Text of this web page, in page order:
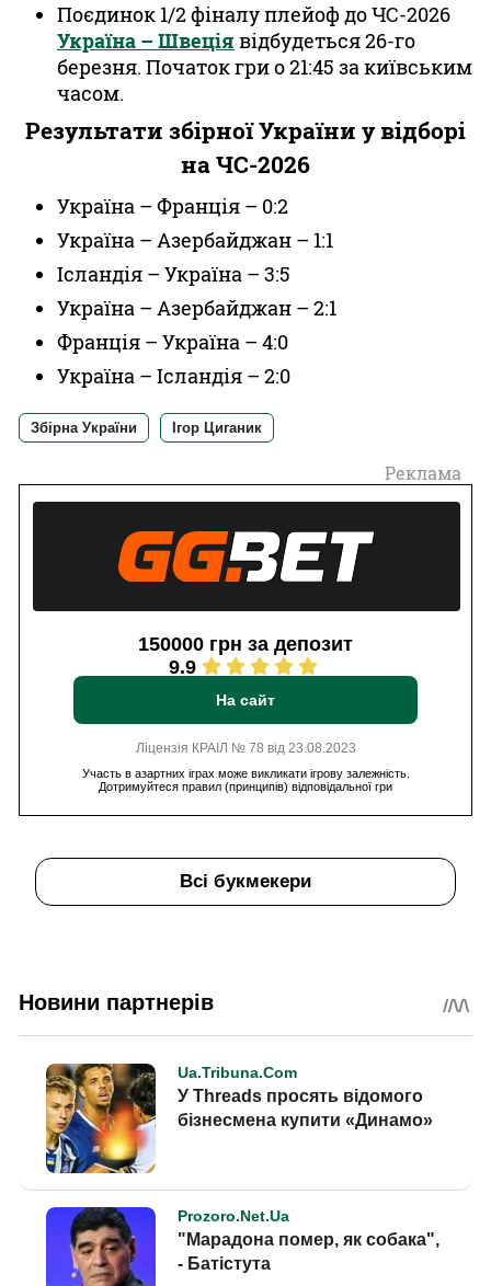
Поєдинок 1/2 фіналу плейоф до ЧС-2026
Україна – Швеція відбудеться 26-го
березня. Початок гри о 21:45 за київським
часом.
Результати збірної України у відборі
на ЧС-2026
Україна – Франція – 0:2
Україна – Азербайджан – 1:1
Ісландія – Україна – 3:5
Україна – Азербайджан – 2:1
Франція – Україна – 4:0
Україна – Ісландія – 2:0
Збірна України Ігор Циганик
Реклама
150000 грн за депозит
9.9
На сайт
Ліцензія КРАІЛ № 78 від 23.08.2023
Участь в азартних іграх може викликати ігрову залежність.
Дотримуйтеся правил (принципів) відповідальної гри
Всі букмекери